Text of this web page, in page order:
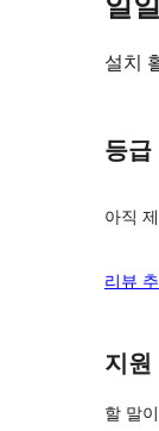
설치
등급
아직
리뷰
지원
할 말